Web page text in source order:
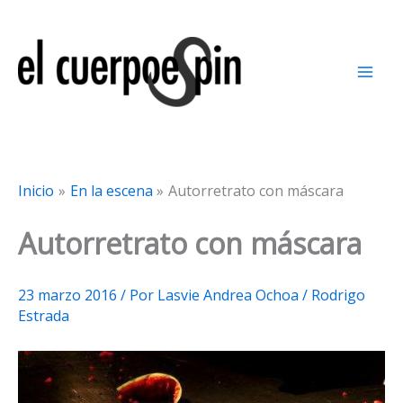
contenido
Inicio En la escena Autorretrato con máscara
Autorretrato con máscara
23 marzo 2016 / Por Lasvie Andrea Ochoa / Rodrigo
Estrada